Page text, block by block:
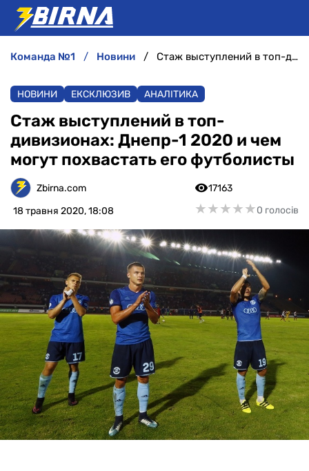
АНАЛІТИКА
ІНТЕРВ'Ю
РІЗНЕ
БУКМЕКЕРИ
команда №1 новини Стаж выступлений в топ-дивизионах: Днепр-1 2020 и чем могут похвастать его футболисты
НОВИНИ ЕКСКЛЮЗИВ АНАЛІТИКА
Стаж выступлений в топ-
дивизионах: Днепр-1 2020 и чем
могут похвастать его футболисты
Zbirna.com
18 травня 2020, 18:08
17163
★★★★★
★★★★★0 голосів